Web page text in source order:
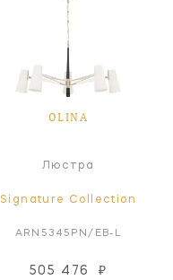
OLINA
Люстра
Signature Collection
ARN5345PN/EB-L
505 476 ₽